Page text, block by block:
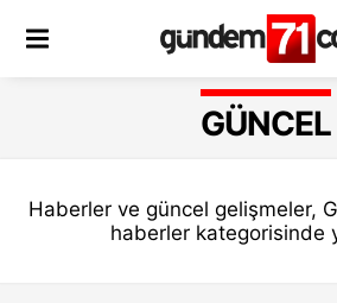
GÜNCEL
Haberler ve güncel gelişmeler,
haberler kategorisinde